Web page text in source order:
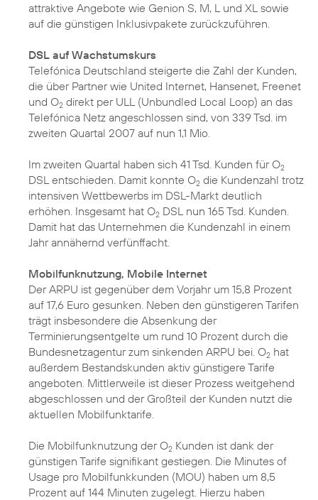
attraktive Angebote wie Genion S, M, L und XL sowie
auf die günstigen Inklusivpakete zurückzuführen.
DSL auf Wachstumskurs
Telefónica Deutschland steigerte die Zahl der Kunden,
die über Partner wie United Internet, Hansenet, Freenet
und O2 direkt per ULL (Unbundled Local Loop) an das
Telefónica Netz angeschlossen sind, von 339 Tsd. im
zweiten Quartal 2007 auf nun 1,1 Mio.
Im zweiten Quartal haben sich 41 Tsd. Kunden für O2
DSL entschieden. Damit konnte O2 die Kundenzahl trotz
intensiven Wettbewerbs im DSL-Markt deutlich
erhöhen. Insgesamt hat O2 DSL nun 165 Tsd. Kunden.
Damit hat das Unternehmen die Kundenzahl in einem
Jahr annähernd verfünffacht.
Mobilfunknutzung, Mobile Internet
Der ARPU ist gegenüber dem Vorjahr um 15,8 Prozent
auf 17,6 Euro gesunken. Neben den günstigeren Tarifen
trägt insbesondere die Absenkung der
Terminierungsentgelte um rund 10 Prozent durch die
Bundesnetzagentur zum sinkenden ARPU bei. O2 hat
außerdem Bestandskunden aktiv günstigere Tarife
angeboten. Mittlerweile ist dieser Prozess weitgehend
abgeschlossen und der Großteil der Kunden nutzt die
aktuellen Mobilfunktarife.
Die Mobilfunknutzung der O2 Kunden ist dank der
günstigen Tarife signifikant gestiegen. Die Minutes of
Usage pro Mobilfunkkunden (MOU) haben um 8,5
Prozent auf 144 Minuten zugelegt. Hierzu haben